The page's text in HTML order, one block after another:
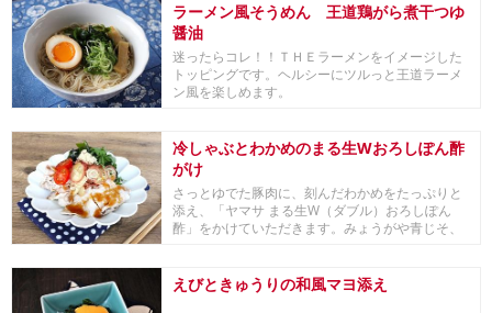
ラーメン風そうめん 王道鶏がら煮干つゆ
醤油
迷ったらコレ！！ＴＨＥラーメンをイメージした
トッピングです。ヘルシーにツルっと王道ラーメ
ン風を楽しめます。
冷しゃぶとわかめのまる生Wおろしぽん酢
がけ
さっとゆでた豚肉に、刻んだわかめをたっぷりと
添え、「ヤマサ まる生W（ダブル）おろしぽん
酢」をかけていただきます。みょうがや青じそ、
えびときゅうりの和風マヨ添え